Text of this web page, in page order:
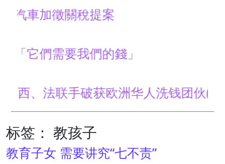
徵關稅提案
需要我們的錢」
联手破获欧洲华人洗钱团伙(图)
标签： 教孩子
教育子女 需要讲究“七不责”